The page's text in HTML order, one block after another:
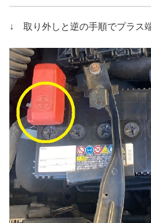
↓ 取り外しと逆の手順でプラス